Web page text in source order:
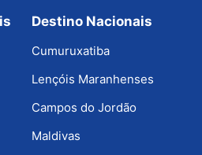
Destino Nacionais
Cumuruxatiba
Lençóis Maranhenses
Campos do Jordão
Maldivas